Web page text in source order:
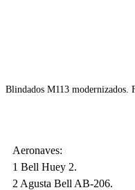
Blindados M113 modernizados.
Aeronaves:
1 Bell Huey 2.
2 Agusta Bell AB-206.